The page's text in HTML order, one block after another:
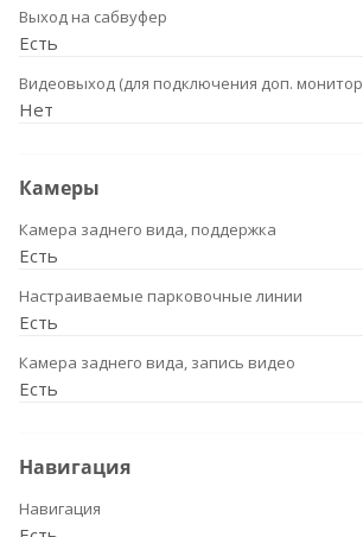
Выход на сабвуфер
Есть
Видеовыход (для подключения доп.
Нет
Камеры
Камера заднего вида, поддержка
Есть
Настраиваемые парковочные линии
Есть
Камера заднего вида, запись видео
Есть
Навигация
Навигация